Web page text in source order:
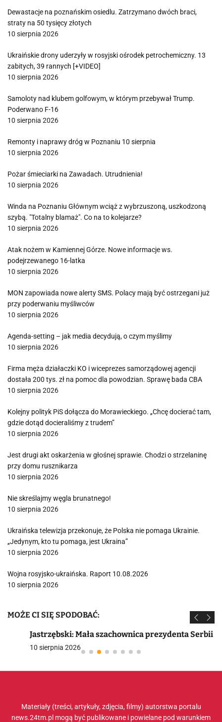
Dewastacje na poznańskim osiedlu. Zatrzymano dwóch braci,
straty na 50 tysięcy złotych
10 sierpnia 2026
Ukraińskie drony uderzyły w rosyjski ośrodek petrochemiczny. 13
zabitych, 39 rannych [+VIDEO]
10 sierpnia 2026
Samoloty nad klubem golfowym, w którym przebywał Trump.
Poderwano F-16
10 sierpnia 2026
Remonty i naprawy dróg w Poznaniu 10 sierpnia
10 sierpnia 2026
Pożar śmieciarki na Zawadach. Utrudnienia!
10 sierpnia 2026
Winda na Poznaniu Głównym wciąż z wybrzuszoną, uszkodzoną
szybą. "Totalny blamaż". Co na to kolejarze?
10 sierpnia 2026
Atak nożem w Kamiennej Górze. Nowe informacje ws.
podejrzewanego 16-latka
10 sierpnia 2026
MON zapowiada nowe alerty SMS. Polacy mają być ostrzegani już
przy poderwaniu myśliwców
10 sierpnia 2026
Agenda-setting – jak media decydują, o czym myślimy
10 sierpnia 2026
Firma męża działaczki KO i wiceprezes samorządowej agencji
dostała 200 tys. zł na pomoc dla powodzian. Sprawę bada CBA
10 sierpnia 2026
Kolejny polityk PiS dołącza do Morawieckiego. „Chcę docierać tam,
gdzie dotąd docieraliśmy z trudem”
10 sierpnia 2026
Jest drugi akt oskarżenia w głośnej sprawie. Chodzi o strzelaninę
przy domu rusznikarza
10 sierpnia 2026
Nie skreślajmy węgla brunatnego!
10 sierpnia 2026
Ukraińska telewizja przekonuje, że Polska nie pomaga Ukrainie.
„Jedynym, kto tu pomaga, jest Ukraina”
10 sierpnia 2026
Wojna rosyjsko-ukraińska. Raport 10.08.2026
10 sierpnia 2026
MOŻE CI SIĘ SPODOBAĆ:
Jastrzębski: Mała szachownica prezydenta Serbii
10 sierpnia 2026
Materiały (treści, artykuły, zdjęcia, filmy) autorstwa portalu
news.24tm.pl mogą być publikowane i powielane pod warunkiem